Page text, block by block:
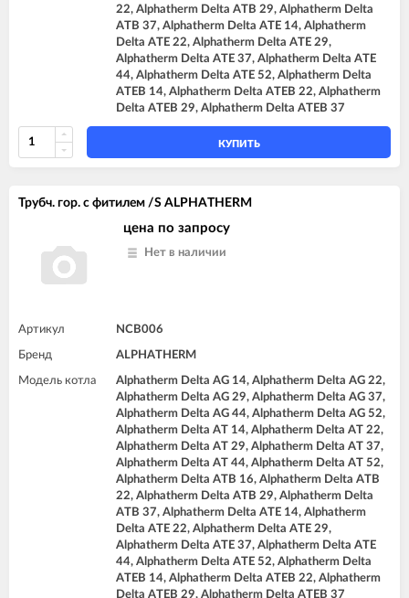
22, Alphatherm Delta ATB 29, Alphatherm Delta
ATB 37, Alphatherm Delta ATE 14, Alphatherm
Delta ATE 22, Alphatherm Delta ATE 29,
Alphatherm Delta ATE 37, Alphatherm Delta ATE
44, Alphatherm Delta ATE 52, Alphatherm Delta
ATEB 14, Alphatherm Delta ATEB 22, Alphatherm
Delta ATEB 29, Alphatherm Delta ATEB 37
КУПИТЬ
Трубч. гор. с фитилем /S ALPHATHERM
цена по запросу
Нет в наличии
Артикул NCB006
Бренд ALPHATHERM
Модель котла
Alphatherm Delta AG 14, Alphatherm Delta AG 22,
Alphatherm Delta AG 29, Alphatherm Delta AG 37,
Alphatherm Delta AG 44, Alphatherm Delta AG 52,
Alphatherm Delta AT 14, Alphatherm Delta AT 22,
Alphatherm Delta AT 29, Alphatherm Delta AT 37,
Alphatherm Delta AT 44, Alphatherm Delta AT 52,
Alphatherm Delta ATB 16, Alphatherm Delta ATB
22, Alphatherm Delta ATB 29, Alphatherm Delta
ATB 37, Alphatherm Delta ATE 14, Alphatherm
Delta ATE 22, Alphatherm Delta ATE 29,
Alphatherm Delta ATE 37, Alphatherm Delta ATE
44, Alphatherm Delta ATE 52, Alphatherm Delta
ATEB 14, Alphatherm Delta ATEB 22, Alphatherm
Delta ATEB 29, Alphatherm Delta ATEB 37